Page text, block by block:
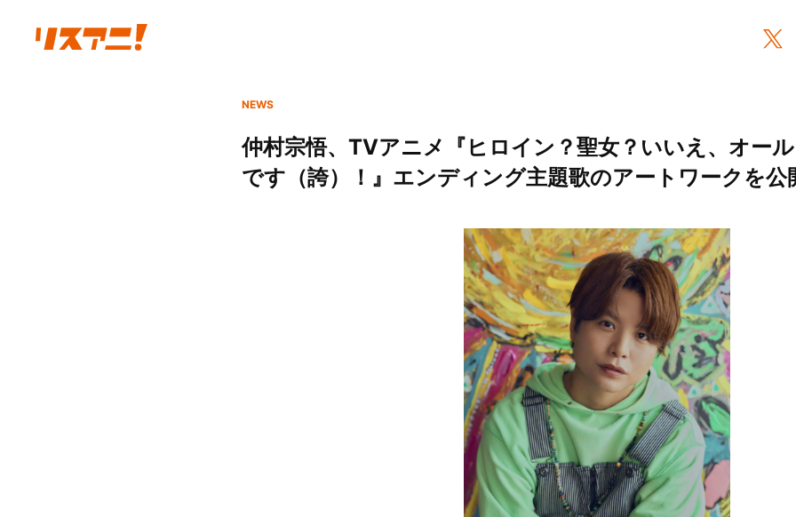
NEWS
仲村宗悟、TVアニメ『ヒロイン？聖女？いいえ、オー
です（誇）！』エンディング主題歌のアートワークを公